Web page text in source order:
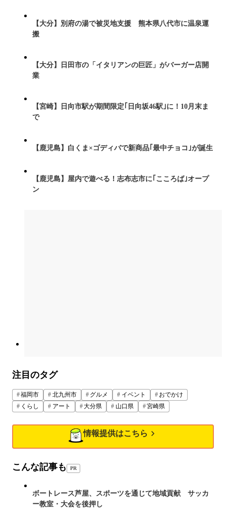
【大分】別府の湯で被災地支援 熊本県八代市に温泉運
搬
【大分】日田市の「イタリアンの巨匠」がバーガー店開
業
【宮崎】日向市駅が期間限定｢日向坂46駅｣に！10月末ま
で
【鹿児島】白くま×ゴディバで新商品｢最中チョコ｣が誕生
【鹿児島】屋内で遊べる！志布志市に｢こころば｣オープ
ン
注目のタグ
福岡市 北九州市 グルメ イベント
おでかけ
くらし
アート 大分県 山口県 宮崎県
情報提供はこちら
こんな記事も PR
ボートレース芦屋、スポーツを通じて地域貢献 サッカ
ー教室・大会を後押し